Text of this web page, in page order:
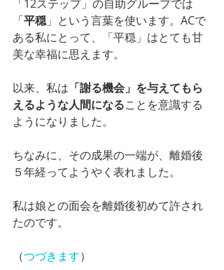
「12ステップ」の自助グループでは
「平穏」という言葉を使います。ACで
ある私にとって、「平穏」はとても甘
美な幸福に思えます。
以来、私は 「謝る機会」を与えてもら
えるような人間になることを意識する
ようになりました。
ちなみに、その成果の一端が、離婚後
５年経ってようやく表れました。
私は娘との面会を離婚後初めて許され
たのです。
（つづきます）